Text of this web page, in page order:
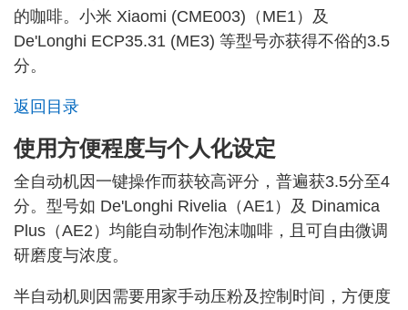
的咖啡。小米 Xiaomi (CME003)（ME1）及
De'Longhi ECP35.31 (ME3) 等型号亦获得不俗的3.5
分。
返回目录
使用方便程度与个人化设定
全自动机因一键操作而获较高评分，普遍获3.5分至4
分。型号如 De'Longhi Rivelia（AE1）及 Dinamica
Plus（AE2）均能自动制作泡沫咖啡，且可自由微调
研磨度与浓度。
半自动机则因需要用家手动压粉及控制时间，方便度